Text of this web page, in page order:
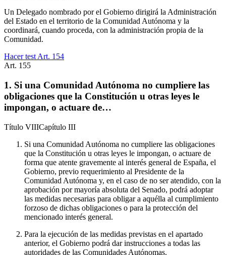
Un Delegado nombrado por el Gobierno dirigirá la Administración
del Estado en el territorio de la Comunidad Autónoma y la
coordinará, cuando proceda, con la administración propia de la
Comunidad.
Hacer test Art. 154
Art. 155
1. Si una Comunidad Autónoma no cumpliere las
obligaciones que la Constitución u otras leyes le
impongan, o actuare de…
Título VIIICapítulo III
Si una Comunidad Autónoma no cumpliere las obligaciones
que la Constitución u otras leyes le impongan, o actuare de
forma que atente gravemente al interés general de España, el
Gobierno, previo requerimiento al Presidente de la
Comunidad Autónoma y, en el caso de no ser atendido, con la
aprobación por mayoría absoluta del Senado, podrá adoptar
las medidas necesarias para obligar a aquélla al cumplimiento
forzoso de dichas obligaciones o para la protección del
mencionado interés general.
Para la ejecución de las medidas previstas en el apartado
anterior, el Gobierno podrá dar instrucciones a todas las
autoridades de las Comunidades Autónomas.